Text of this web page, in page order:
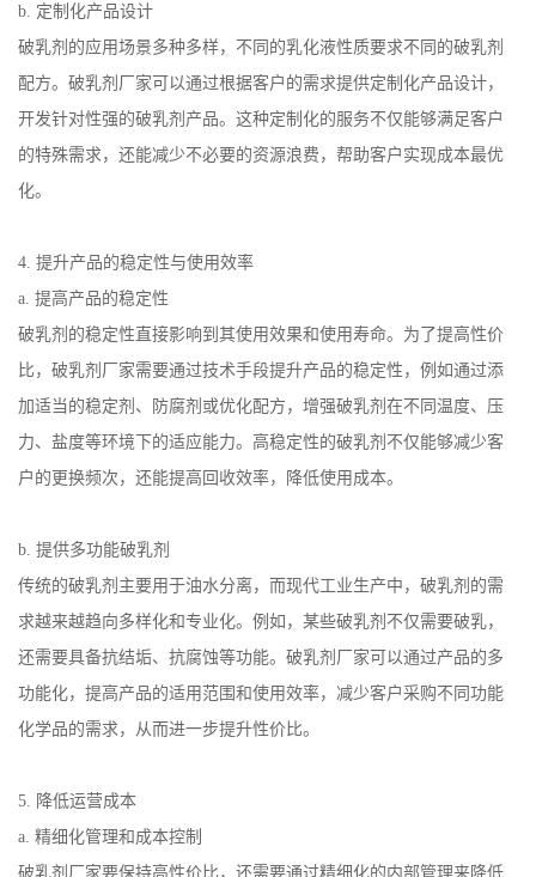
b. 定制化产品设计
破乳剂的应用场景多种多样，不同的乳化液性质要求不同的破乳剂
配方。破乳剂厂家可以通过根据客户的需求提供定制化产品设计，
开发针对性强的破乳剂产品。这种定制化的服务不仅能够满足客户
的特殊需求，还能减少不必要的资源浪费，帮助客户实现成本最优
化。
4. 提升产品的稳定性与使用效率
a. 提高产品的稳定性
破乳剂的稳定性直接影响到其使用效果和使用寿命。为了提高性价
比，破乳剂厂家需要通过技术手段提升产品的稳定性，例如通过添
加适当的稳定剂、防腐剂或优化配方，增强破乳剂在不同温度、压
力、盐度等环境下的适应能力。高稳定性的破乳剂不仅能够减少客
户的更换频次，还能提高回收效率，降低使用成本。
b. 提供多功能破乳剂
传统的破乳剂主要用于油水分离，而现代工业生产中，破乳剂的需
求越来越趋向多样化和专业化。例如，某些破乳剂不仅需要破乳，
还需要具备抗结垢、抗腐蚀等功能。破乳剂厂家可以通过产品的多
功能化，提高产品的适用范围和使用效率，减少客户采购不同功能
化学品的需求，从而进一步提升性价比。
5. 降低运营成本
a. 精细化管理和成本控制
破乳剂厂家要保持高性价比，还需要通过精细化的内部管理来降低